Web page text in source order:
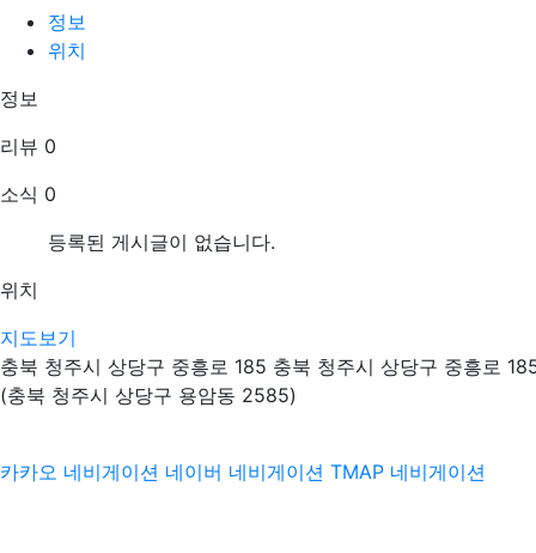
정보
위치
정보
리뷰 0
소식 0
등록된 게시글이 없습니다.
위치
지도보기
충북 청주시 상당구 중흥로 185 충북 청주시 상당구 중흥로
(충북 청주시 상당구 용암동 2585)
카카오 네비게이션 네이버 네비게이션 TMAP 네비게이션